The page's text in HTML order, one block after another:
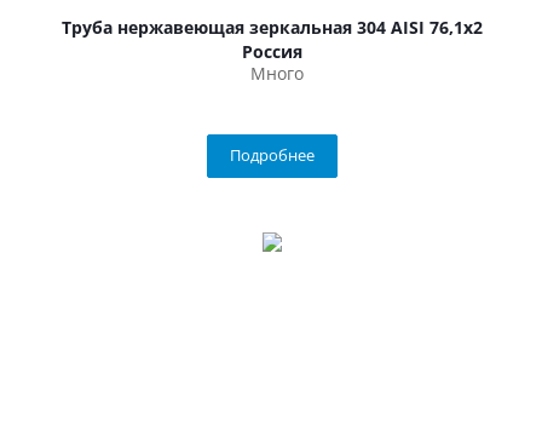
Труба нержавеющая зеркальная 304 AISI 76,1х2
Россия
Много
Подробнее